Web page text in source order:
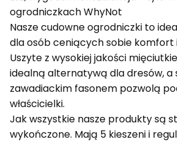
ogrodniczkach WhyNot
Nasze cudowne ogrodniczki to
dla osób ceniących sobie komfort
Uszyte z wysokiej jakości
idealną alternatywą dla dresów, a
zawadiackim fasonem pozwolą
właścicielki.
Jak wszystkie nasze produkty są
wykończone. Mają 5 kieszeni i